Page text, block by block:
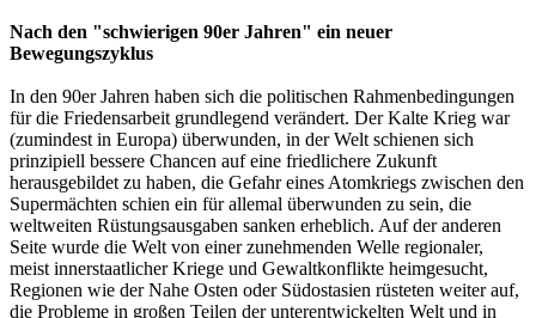
Nach den "schwierigen 90er Jahren" ein neuer
Bewegungszyklus
In den 90er Jahren haben sich die politischen Rahmenbedingungen
für die Friedensarbeit grundlegend verändert. Der Kalte Krieg war
(zumindest in Europa) überwunden, in der Welt schienen sich
prinzipiell bessere Chancen auf eine friedlichere Zukunft
herausgebildet zu haben, die Gefahr eines Atomkriegs zwischen den
Supermächten schien ein für allemal überwunden zu sein, die
weltweiten Rüstungsausgaben sanken erheblich. Auf der anderen
Seite wurde die Welt von einer zunehmenden Welle regionaler,
meist innerstaatlicher Kriege und Gewaltkonflikte heimgesucht,
Regionen wie der Nahe Osten oder Südostasien rüsteten weiter auf,
die Probleme in großen Teilen der unterentwickelten Welt und in